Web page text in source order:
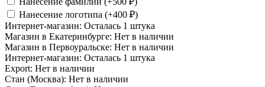
Нанесение логотипа (+400 ₽)
Интернет-магазин: Осталась 1 штука
Магазин в Екатеринбурге: Нет в наличии
Магазин в Первоуральске: Нет в наличии
Интернет-магазин: Осталась 1 штука
Export: Нет в наличии
Стан (Москва): Нет в наличии